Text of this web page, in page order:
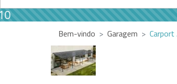
Bem-vindo Garagem Carport